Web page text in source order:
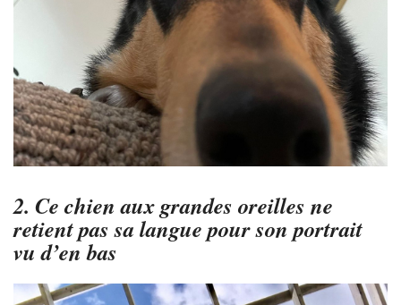
2. Ce chien aux grandes oreilles ne
retient pas sa langue pour son portrait
vu d’en bas